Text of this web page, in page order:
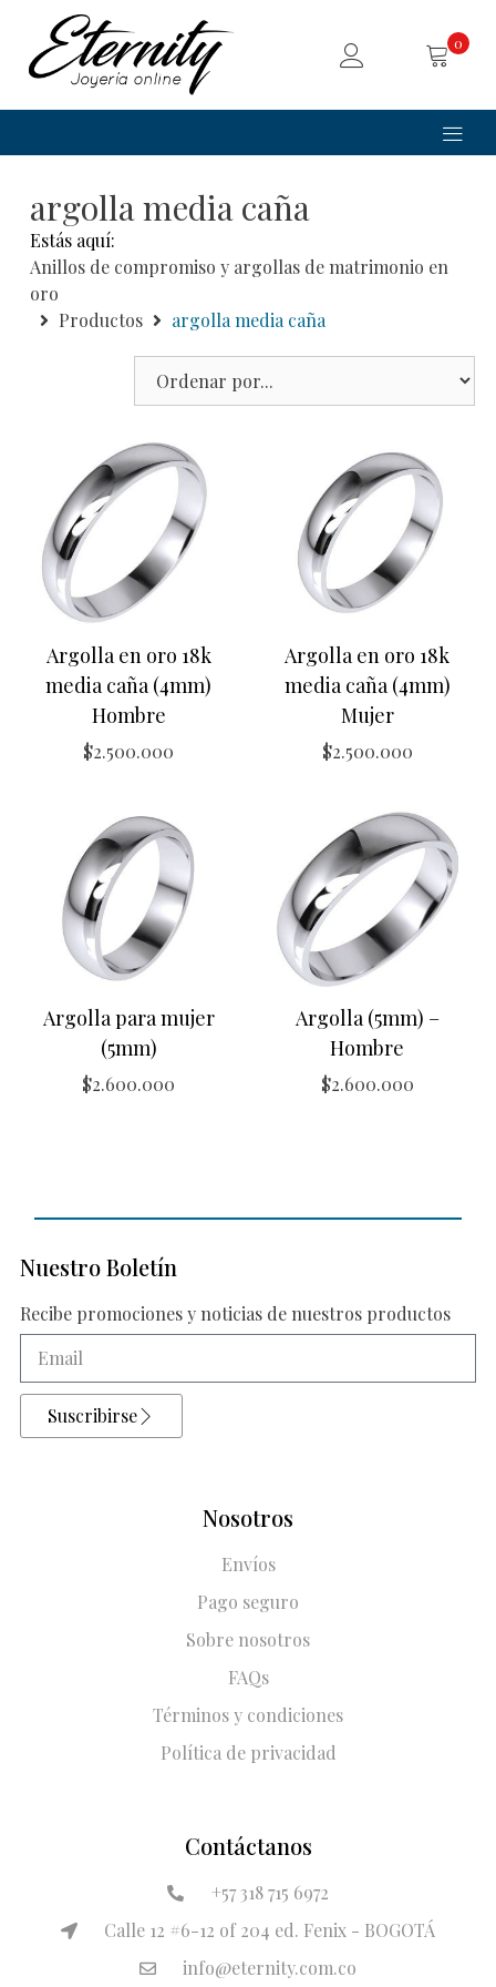
0
argolla media caña
Estás aquí:
Anillos de compromiso y argollas de matrimonio en
oro
Productos
argolla media caña
Argolla en oro 18k
media caña (4mm)
Hombre
$2.500.000
Argolla en oro 18k
media caña (4mm)
Mujer
$2.500.000
Argolla para mujer
(5mm)
$2.600.000
Argolla (5mm) –
Hombre
$2.600.000
Nuestro Boletín
Recibe promociones y noticias de nuestros productos
Suscribirse
Nosotros
Envíos
Pago seguro
Sobre nosotros
FAQs
Términos y condiciones
Política de privacidad
Contáctanos
+57 318 715 6972
Calle 12 #6-12 of 204 ed. Fenix - BOGOTÁ
info@eternity.com.co